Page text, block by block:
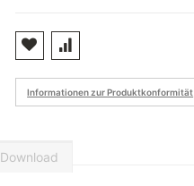
Informationen zur Produktkonformität
Download